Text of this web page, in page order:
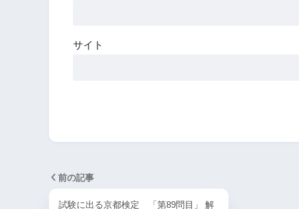
サイト
前の記事
試験に出る京都検定 「第89問目」 解